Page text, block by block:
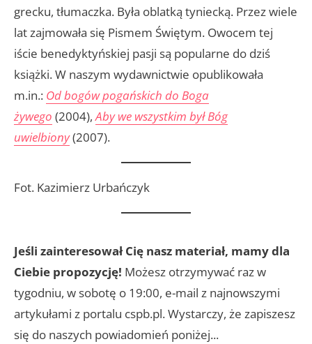
grecku, tłumaczka. Była oblatką tyniecką. Przez wiele
lat zajmowała się Pismem Świętym. Owocem tej
iście benedyktyńskiej pasji są popularne do dziś
książki. W naszym wydawnictwie opublikowała
m.in.: Od bogów pogańskich do Boga
żywego (2004),Aby we wszystkim był Bóg
uwielbiony(2007).
Fot. Kazimierz Urbańczyk
Jeśli zainteresował Cię nasz materiał, mamy dla
Ciebie propozycję! Możesz otrzymywać raz w
tygodniu, w sobotę o 19:00, e-mail z najnowszymi
artykułami z portalu cspb.pl. Wystarczy, że zapiszesz
się do naszych powiadomień poniżej...